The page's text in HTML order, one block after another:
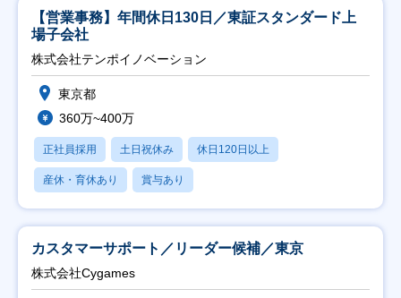
【営業事務】年間休日130日／東証スタンダード上
場子会社
株式会社テンポイノベーション
東京都
360万~400万
正社員採用 土日祝休み 休日120日以上
産休・育休あり 賞与あり
カスタマーサポート／リーダー候補／東京
株式会社Cygames